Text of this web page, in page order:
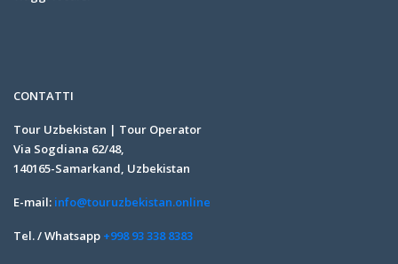
CONTATTI
Tour Uzbekistan | Tour Operator
Via Sogdiana 62/48,
140165-Samarkand, Uzbekistan
E-mail: info@touruzbekistan.online
Tel. / Whatsapp +998 93 338 8383